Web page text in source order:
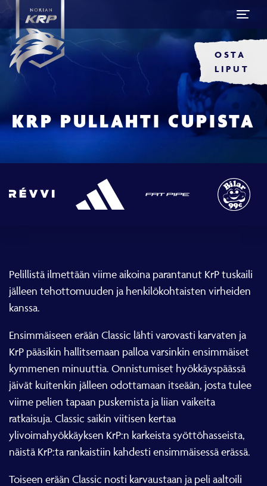
OSTA
LIPUT
KRP PULLAHTI CUPISTA
Pelillistä ilmettään viime aikoina parantanut KrP tuskaili
jälleen tehottomuuden ja henkilökohtaisten virheiden
kanssa.
Ensimmäiseen erään Classic lähti varovasti karvaten ja
KrP pääsikin hallitsemaan palloa varsinkin ensimmäiset
kymmenen minuuttia. Onnistumiset hyökkäyspäässä
jäivät kuitenkin jälleen odottamaan itseään, josta tulee
viime pelien tapaan puskemista ja liian vaikeita
ratkaisuja. Classic saikin viitisen kertaa
ylivoimahyökkäyksen KrP:n karkeista syöttöhasseista,
näistä KrP:ta rankaistiin kahdesti ensimmäisessä erässä.
Toiseen erään Classic nosti karvaustaan ja peli aaltoili